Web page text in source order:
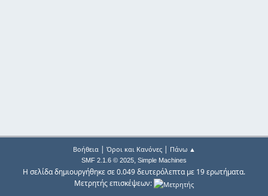
Βοήθεια| Όροι και Κανόνες| Πάνω ▲
SMF 2.1.6 © 2025, Simple Machines
Η σελίδα δημιουργήθηκε σε 0.049 δευτερόλεπτα με 19 ερωτήματα.
Μετρητής επισκέψεων: